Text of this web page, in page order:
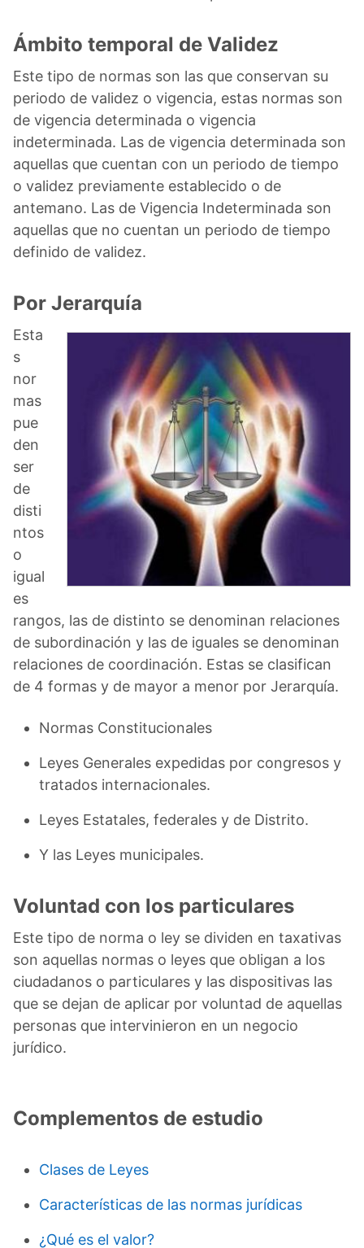
Ámbito temporal de Validez
Este tipo de normas son las que conservan su
periodo de validez o vigencia, estas normas son
de vigencia determinada o vigencia
indeterminada. Las de vigencia determinada son
aquellas que cuentan con un periodo de tiempo
o validez previamente establecido o de
antemano. Las de Vigencia Indeterminada son
aquellas que no cuentan un periodo de tiempo
definido de validez.
Por Jerarquía
Esta
s
nor
mas
pue
den
ser
de
disti
ntos
o
igual
es
rangos, las de distinto se denominan relaciones
de subordinación y las de iguales se denominan
relaciones de coordinación. Estas se clasifican
de 4 formas y de mayor a menor por Jerarquía.
Normas Constitucionales
Leyes Generales expedidas por congresos y
tratados internacionales.
Leyes Estatales, federales y de Distrito.
Y las Leyes municipales.
Voluntad con los particulares
Este tipo de norma o ley se dividen en taxativas
son aquellas normas o leyes que obligan a los
ciudadanos o particulares y las dispositivas las
que se dejan de aplicar por voluntad de aquellas
personas que intervinieron en un negocio
jurídico.
Complementos de estudio
Clases de Leyes
Características de las normas jurídicas
¿Qué es el valor?